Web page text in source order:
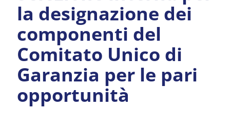
la designazione dei
componenti del
Comitato Unico di
Garanzia per le pari
opportunità